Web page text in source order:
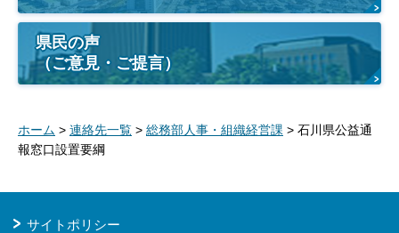
県民の声
（ご意見・ご提言）
ホーム > 連絡先一覧 > 総務部人事・組織経営課 > 石川県公益通
報窓口設置要綱
サイトポリシー